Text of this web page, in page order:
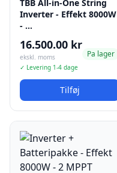
TBB All-in-One String
Inverter - Effekt 8000W
- …
16.500.00 kr
ekskl. moms
✓ Levering 1-4 dage
Pa lager
Tilføj